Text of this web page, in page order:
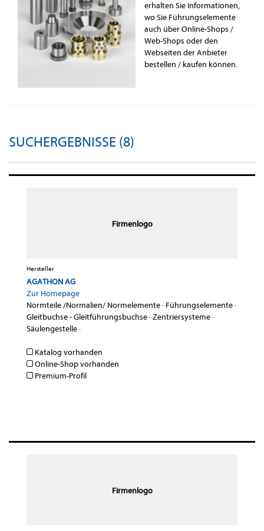
erhalten Sie Informationen,
wo Sie Führungselemente
auch über Online-Shops /
Web-Shops oder den
Webseiten der Anbieter
bestellen / kaufen können.
SUCHERGEBNISSE (8)
Firmenlogo
Hersteller
AGATHON AG
Zur Homepage
Normteile /Normalien/ Normelemente· Führungselemente·
Gleitbuchse - Gleitführungsbuchse·Zentriersysteme·
Säulengestelle·
Katalog vorhanden
Online-Shop vorhanden
Premium-Profil
Firmenlogo